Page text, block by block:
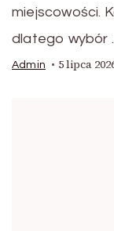
miejscowości.
dlatego wybór
Admin 5 lipca